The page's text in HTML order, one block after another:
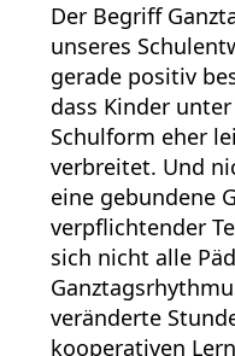
Der Begriff
unseres
gerade positiv
dass Kinder
Schulform eher
verbreitet. Und
eine gebundene
verpflichtender
sich nicht alle
veränderte
kooperativen